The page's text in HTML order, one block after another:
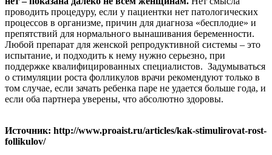
проводить процедуру, если у пациентки нет патологических
процессов в организме, причин для диагноза «бесплодие» и
препятствий для нормального вынашивания беременности.
Любой препарат для женской репродуктивной системы – это
испытание, и подходить к нему нужно серьезно, при
поддержке квалифицированных специалистов. Задумываться
о стимуляции роста фолликулов врачи рекомендуют только в
том случае, если зачать ребенка паре не удается больше года, и
если оба партнера уверены, что абсолютно здоровы.
Источник: http://www.proaist.ru/articles/kak-stimulirovat-rost-
follikulov/